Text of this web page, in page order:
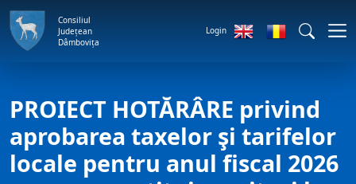
Consiliul
Județean
Dâmbovița
Login
PROIECT HOTĂRÂRE privind
aprobarea taxelor şi tarifelor
locale pentru anul fiscal 2026